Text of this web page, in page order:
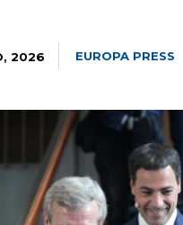
2026 EUROPA PRESS